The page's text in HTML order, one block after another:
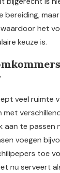
bereiding,
het
keuze is.
veel ruimte
aan te passen
voegen
toe
nu serveert